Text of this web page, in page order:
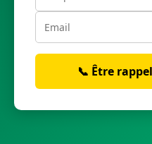
📞 Être